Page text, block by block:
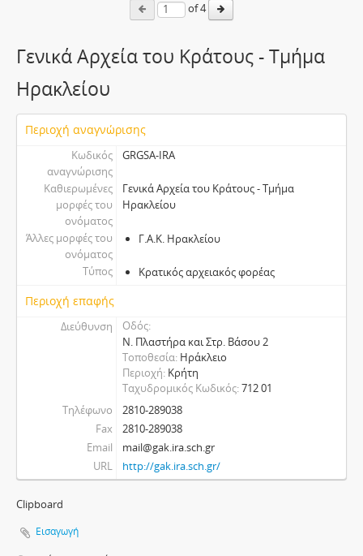
of 4
Γενικά Αρχεία του Κράτους - Τμήμα
Ηρακλείου
Περιοχή αναγνώρισης
Κωδικός
αναγνώρισης
GRGSA-IRA
Καθιερωμένες
μορφές του
ονόματος
Γενικά Αρχεία του Κράτους - Τμήμα
Ηρακλείου
Άλλες μορφές του
ονόματος
Γ.Α.Κ. Ηρακλείου
Τύπος Κρατικός αρχειακός φορέας
Περιοχή επαφής
Διεύθυνση
Οδός
Ν. Πλαστήρα και Στρ. Βάσου 2
Τοποθεσία Ηράκλειο
Περιοχή Κρήτη
Ταχυδρομικός Κωδικός 712 01
Τηλέφωνο
2810-289038
Fax
2810-289038
Email
mail@gak.ira.sch.gr
URL
http://gak.ira.sch.gr/
Clipboard
Εισαγωγή